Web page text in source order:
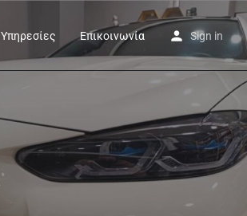
Υπηρεσίες Επικοινωνία Sign in